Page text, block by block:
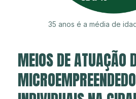
35 anos é a média de
MEIOS DE ATUAÇÃO